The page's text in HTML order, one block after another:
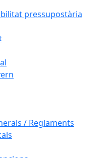
pressupostària
/ Reglaments